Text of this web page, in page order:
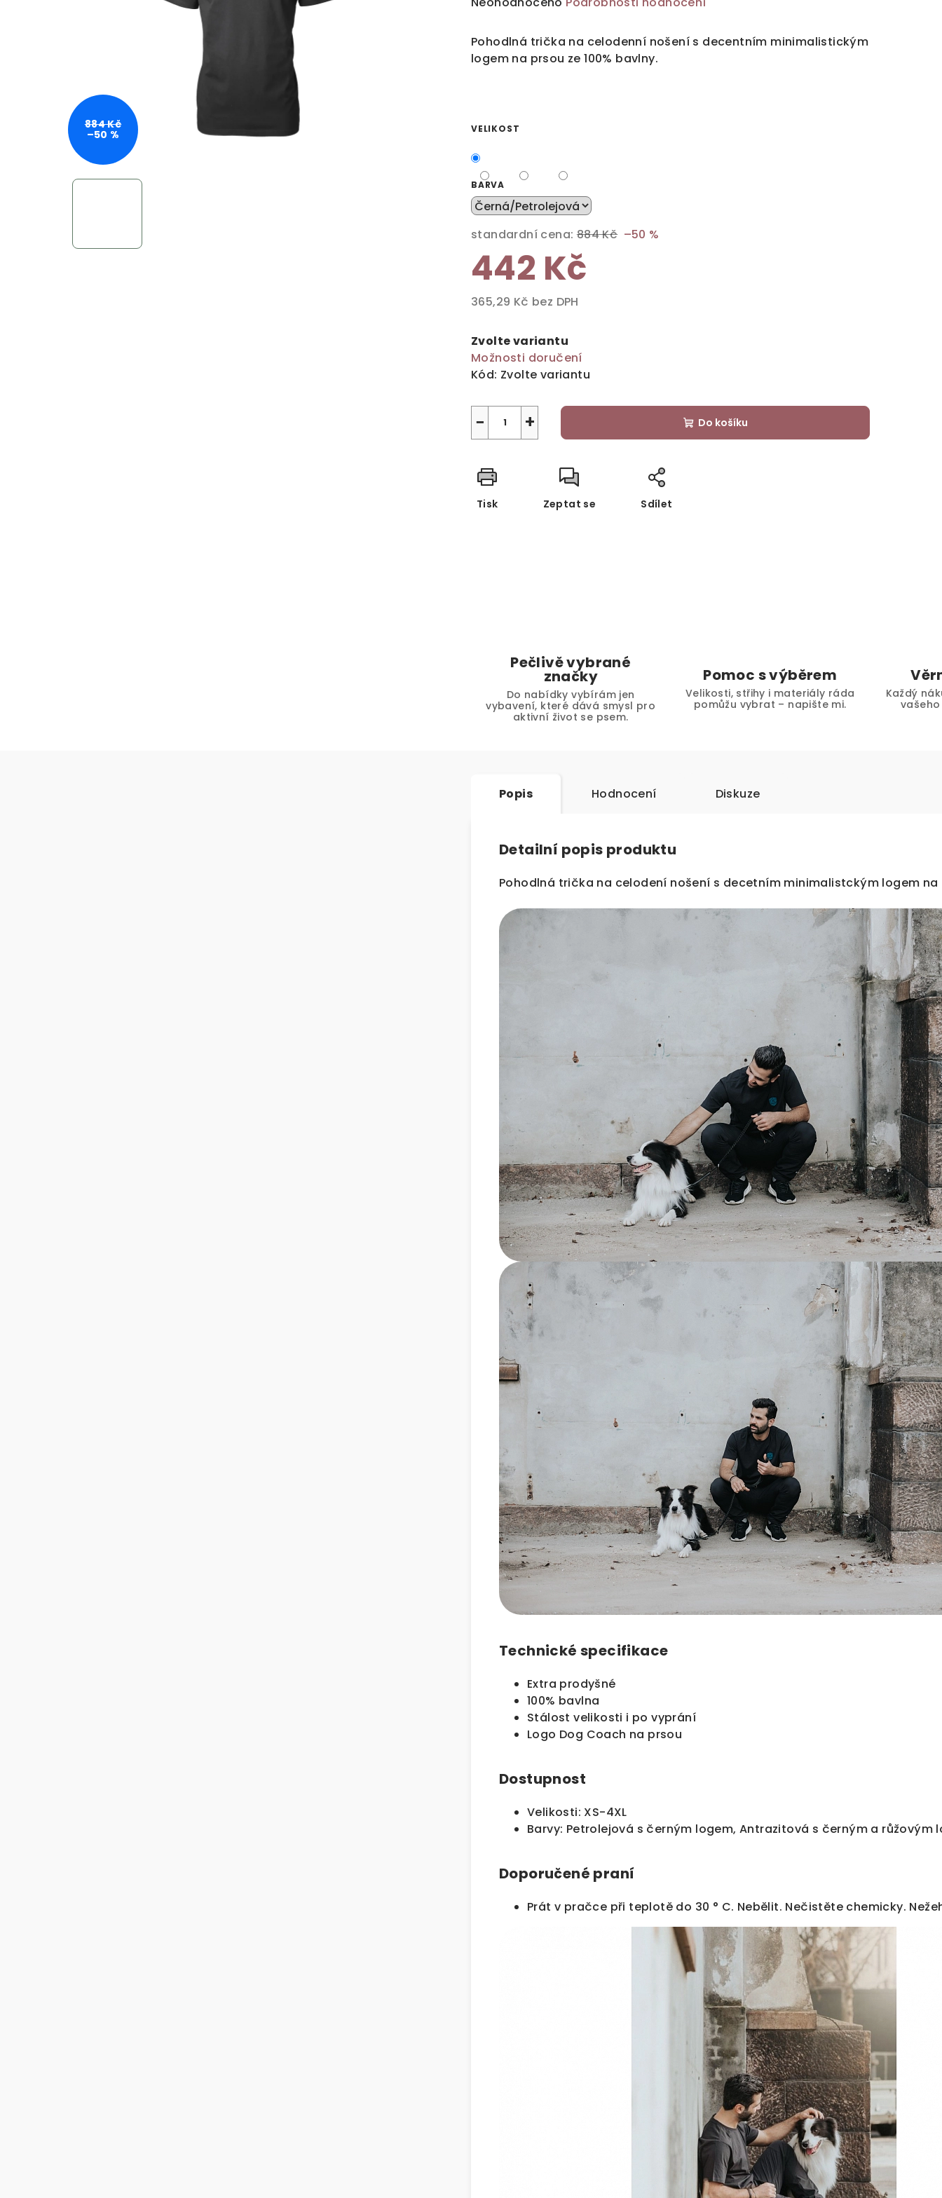
produktu
je
0,0
Pohodlná trička na celodenní nošení s decentním minimalistickým
logem na prsou ze 100% bavlny.
VELIKOST
BARVA
standardní cena: 884 Kč –50 %
442 Kč
365,29 Kč bez DPH
cena:
Zvolte variantu
Možnosti doručení
Kód: Zvolte variantu
+
− Do košíku
Tisk Zeptat se Sdílet
884 Kč
–50 %
Pečlivě vybrané
značky
Do nabídky vybírám jen
vybavení, které dává smysl pro
aktivní život se psem.
Pomoc s výběrem
Velikosti, střihy i materiály ráda
pomůžu vybrat – napište mi.
Každý
Popis Hodnocení Diskuze
Detailní popis produktu
Pohodlná trička na celodení nošení s decetním minimalistckým logem na
Technické specifikace
Extra prodyšné
100% bavlna
Stálost velikosti i po vyprání
Logo Dog Coach na prsou
Dostupnost
Velikosti: XS-4XL
Barvy: Petrolejová s černým logem, Antrazitová s černým a růžovým
Doporučené praní
Prát v pračce při teplotě do 30 ° C. Nebělit. Nečistěte chemicky.